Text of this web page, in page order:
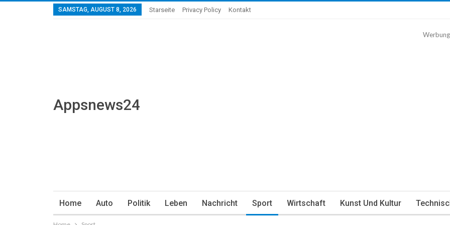
SAMSTAG, AUGUST 8, 2026 Starseite Privacy Policy Kontakt
Appsnews24
Werbung
Home Auto Politik Leben Nachricht Sport Wirtschaft Kunst Und Kultur